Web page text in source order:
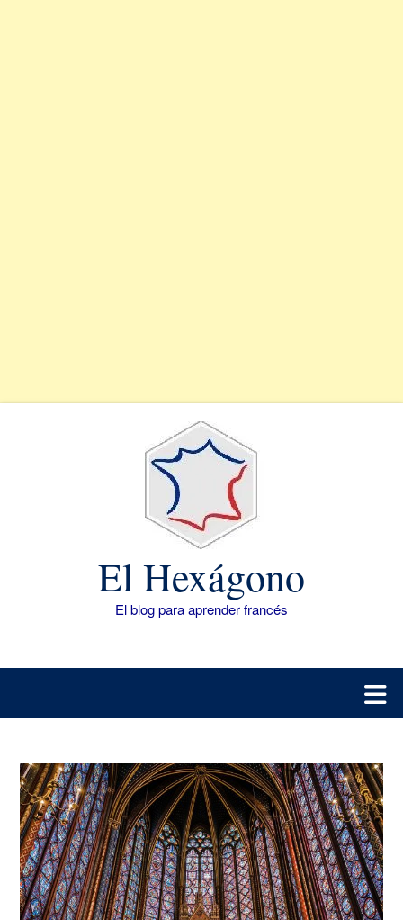
El Hexágono
El blog para aprender francés